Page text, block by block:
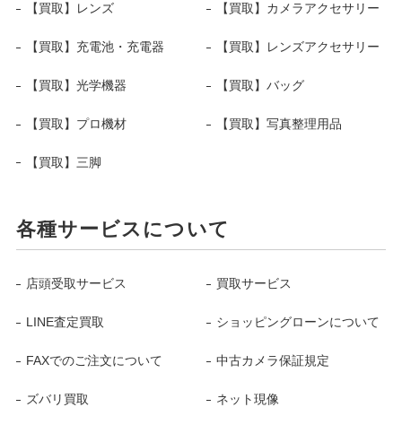
【買取】レンズ 【買取】カメラアクセサリー
【買取】充電池・充電器 【買取】レンズアクセサリー
【買取】光学機器 【買取】バッグ
【買取】プロ機材 【買取】写真整理用品
【買取】三脚
各種サービスについて
店頭受取サービス 買取サービス
LINE査定買取 ショッピングローンについて
FAXでのご注文について 中古カメラ保証規定
ズバリ買取 ネット現像